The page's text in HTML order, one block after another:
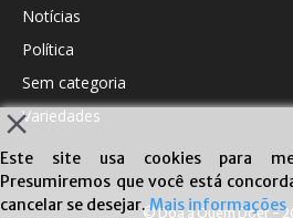
Notícias
Política
Sem categoria
Variedades
© Doa a Quem Doer -
Este site usa cookies para
Presumiremos que você está
cancelar se desejar.Mais informações